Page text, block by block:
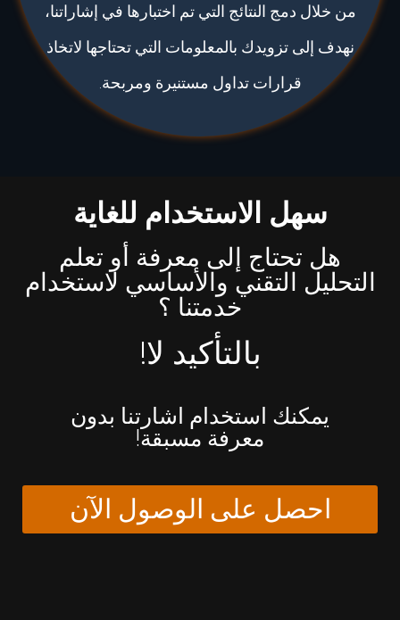
من خلال دمج النتائج التي تم اختبارها في إشاراتنا،
نهدف إلى تزويدك بالمعلومات التي تحتاجها لاتخاذ
قرارات تداول مستنيرة ومربحة.
سهل الاستخدام للغاية
هل تحتاج إلى معرفة أو تعلم
التحليل التقني والأساسي لاستخدام
خدمتنا ؟
بالتأكيد لا!
يمكنك استخدام اشارتنا بدون
معرفة مسبقة!
احصل على الوصول الآن